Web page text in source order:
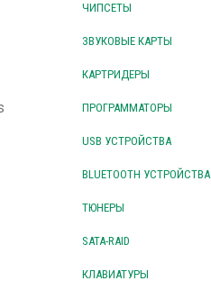
ЧИПСЕТЫ
ЗВУКОВЫЕ КАРТЫ
КАРТРИДЕРЫ
ПРОГРАММАТОРЫ
USB УСТРОЙСТВА
BLUETOOTH УСТРОЙСТВА
ТЮНЕРЫ
SATA-RAID
КЛАВИАТУРЫ